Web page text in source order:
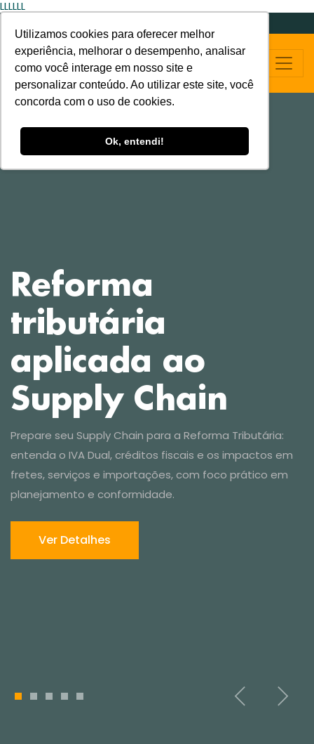
Utilizamos cookies para oferecer melhor
experiência, melhorar o desempenho, analisar
como você interage em nosso site e
personalizar conteúdo. Ao utilizar este site, você
concorda com o uso de cookies.
Ok, entendi!
LLLLLL
entenda o IVA Dual, créditos fiscais e os impactos em
Ver Detalhes
1 2 3 4 5